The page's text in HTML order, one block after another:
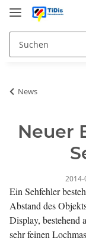
News
Neuer
2014-
Ein Sehfehler
Abstand des
Display, bestehend
sehr feinen